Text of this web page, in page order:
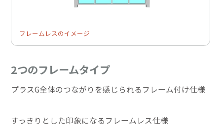
フレームレスのイメージ
2つのフレームタイプ
プラスG全体のつながりを感じられるフレーム付け仕様
すっきりとした印象になるフレームレス仕様